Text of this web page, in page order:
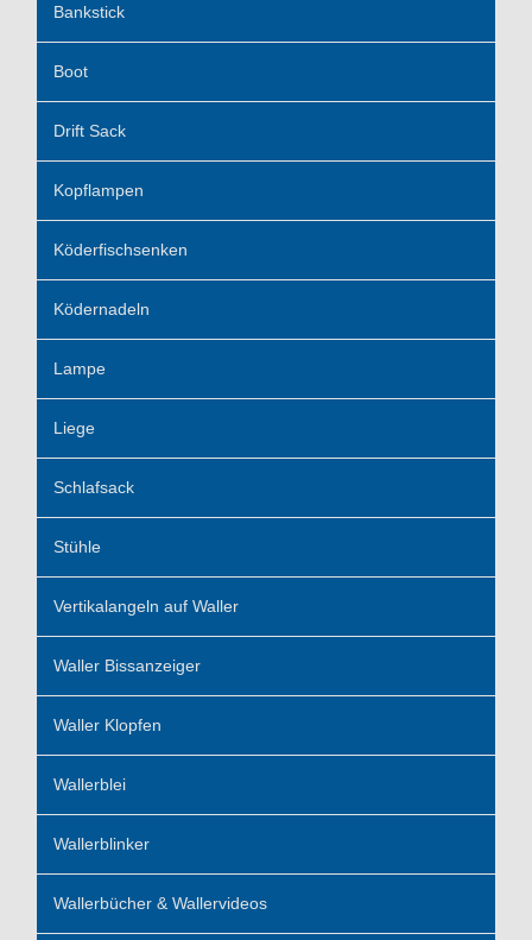
Bankstick
Boot
Drift Sack
Kopflampen
Köderfischsenken
Ködernadeln
Lampe
Liege
Schlafsack
Stühle
Vertikalangeln auf Waller
Waller Bissanzeiger
Waller Klopfen
Wallerblei
Wallerblinker
Wallerbücher & Wallervideos